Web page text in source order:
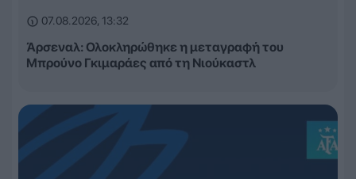
07.08.2026, 13:32
Άρσεναλ: Ολοκληρώθηκε η μεταγραφή του
Μπρούνο Γκιμαράες από τη Νιούκαστλ